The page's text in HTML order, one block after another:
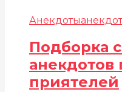
Анекдоты
Подборка
анекдотов
приятелей